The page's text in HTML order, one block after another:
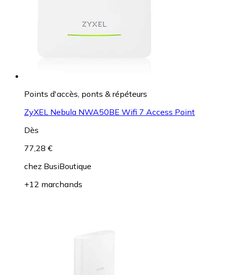
Points d'accès, ponts & répéteurs
ZyXEL Nebula NWA50BE Wifi 7 Access Point
Dès
77,28 €
chez BusiBoutique
+12 marchands